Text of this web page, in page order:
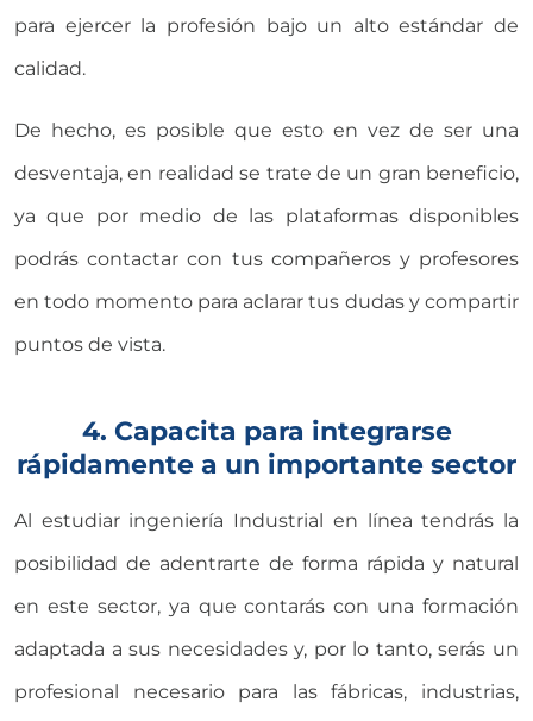
para ejercer la profesión bajo un alto estándar de
calidad.
De hecho, es posible que esto en vez de ser una
desventaja, en realidad se trate de un gran beneficio,
ya que por medio de las plataformas disponibles
podrás contactar con tus compañeros y profesores
en todo momento para aclarar tus dudas y compartir
puntos de vista.
4. Capacita para integrarse
rápidamente a un importante sector
Al estudiar ingeniería Industrial en línea tendrás la
posibilidad de adentrarte de forma rápida y natural
en este sector, ya que contarás con una formación
adaptada a sus necesidades y, por lo tanto, serás un
profesional necesario para las fábricas, industrias,